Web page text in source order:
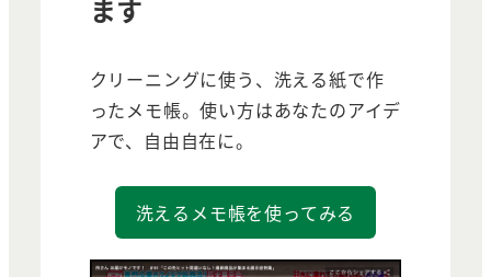
ます
クリーニングに使う、洗える紙で作
ったメモ帳。使い方はあなたのアイデ
アで、自由自在に。
洗えるメモ帳を使ってみる